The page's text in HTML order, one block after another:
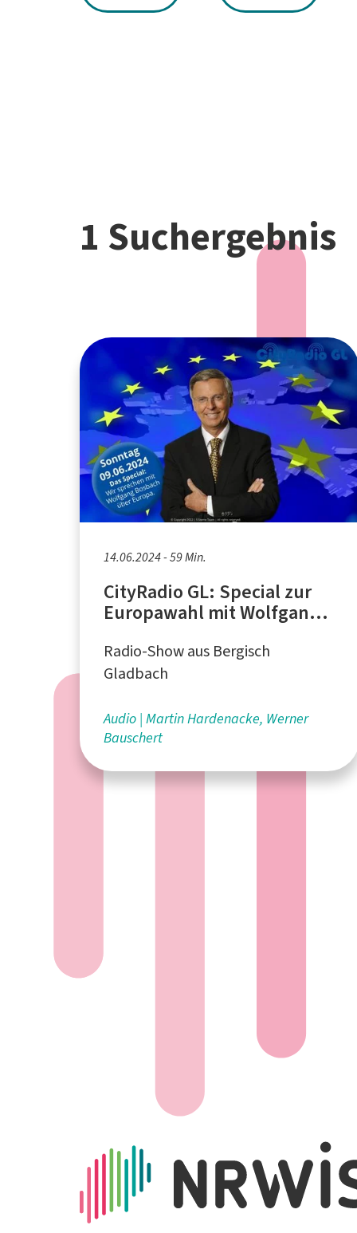
1 Suchergebnis
14.06.2024 - 59 Min.
CityRadio GL: Special zur
Europawahl mit Wolfgang
Radio-Show aus Bergisch
Gladbach
Audio Martin Hardenacke, Werner
Bauschert